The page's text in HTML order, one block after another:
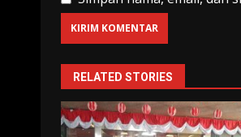
RELATED STORIES